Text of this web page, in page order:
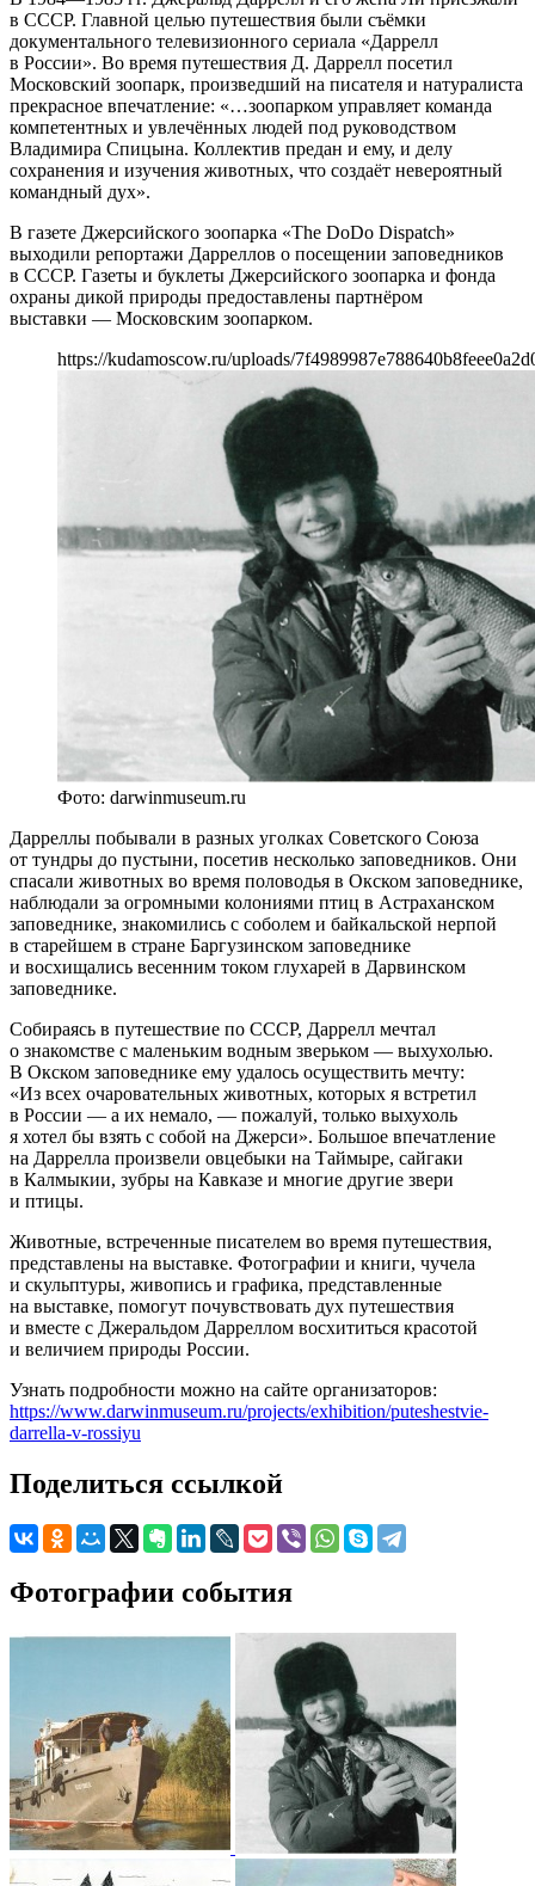
в СССР. Главной целью путешествия были съёмки
документального телевизионного сериала «Даррелл
в России». Во время путешествия Д. Даррелл посетил
Московский зоопарк, произведший на писателя и натуралиста
прекрасное впечатление: «…зоопарком управляет команда
компетентных и увлечённых людей под руководством
Владимира Спицына. Коллектив предан и ему, и делу
сохранения и изучения животных, что создаёт невероятный
командный дух».
В газете Джерсийского зоопарка «The DoDo Dispatch»
выходили репортажи Дарреллов о посещении заповедников
в СССР. Газеты и буклеты Джерсийского зоопарка и фонда
охраны дикой природы предоставлены партнёром
выставки — Московским зоопарком.
https://kudamoscow.ru/uploads/
Фото: darwinmuseum.ru
Дарреллы побывали в разных уголках Советского Союза
от тундры до пустыни, посетив несколько заповедников. Они
спасали животных во время половодья в Окском заповеднике,
наблюдали за огромными колониями птиц в Астраханском
заповеднике, знакомились с соболем и байкальской нерпой
в старейшем в стране Баргузинском заповеднике
и восхищались весенним током глухарей в Дарвинском
заповеднике.
Собираясь в путешествие по СССР, Даррелл мечтал
о знакомстве с маленьким водным зверьком — выхухолью.
В Окском заповеднике ему удалось осуществить мечту:
«Из всех очаровательных животных, которых я встретил
в России — а их немало, — пожалуй, только выхухоль
я хотел бы взять с собой на Джерси». Большое впечатление
на Даррелла произвели овцебыки на Таймыре, сайгаки
в Калмыкии, зубры на Кавказе и многие другие звери
и птицы.
Животные, встреченные писателем во время путешествия,
представлены на выставке. Фотографии и книги, чучела
и скульптуры, живопись и графика, представленные
на выставке, помогут почувствовать дух путешествия
и вместе с Джеральдом Дарреллом восхититься красотой
и величием природы России.
Узнать подробности можно на сайте организаторов:
https://www.darwinmuseum.ru/projects/exhibition/puteshestvie-
darrella-v-rossiyu
Поделиться ссылкой
Фотографии события